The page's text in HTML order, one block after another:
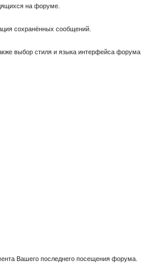
на форуме.
сохранённых сообщений.
выбор стиля и языка интерфейса форума.
Вашего последнего посещения форума.